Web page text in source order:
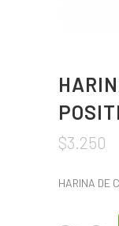
$3.250
HARINA DE